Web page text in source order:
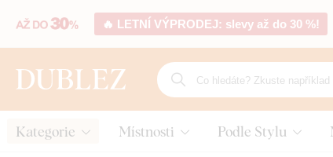
🔥 LETNÍ VÝPRODEJ: slevy až do 30 %!
Kategorie Místnosti Podle Stylu